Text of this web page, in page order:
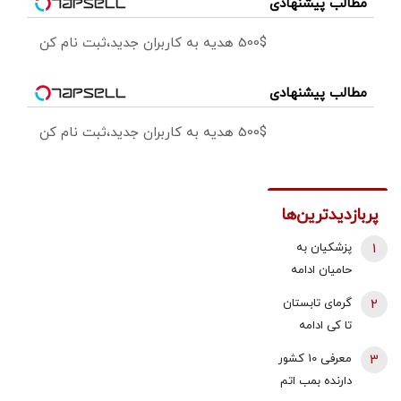
مطالب پیشنهادی
500$ هدیه به کاربران جدید،ثبت نام کن
مطالب پیشنهادی
500$ هدیه به کاربران جدید،ثبت نام کن
پربازدیدترین‌ها
پزشکیان به
حامیان ادامه
جنگ:
همین‌جوری
نگویید بزن/
تبعاتش را هم
باید دید
1
گرمای تابستان
تا کی ادامه
2
معرفی 10 کشور
دارنده بمب اتم
3